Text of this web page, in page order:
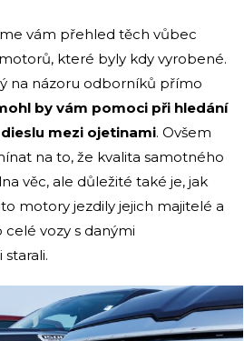
vám přehled těch vůbec
které byly kdy vyrobené.
na názoru odborníků přímo
by vám pomoci při hledání
mezi ojetinami. Ovšem
na to, že kvalita samotného
věc, ale důležité také je, jak
motory jezdily jejich majitelé a
celé vozy s danými